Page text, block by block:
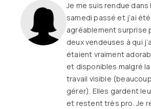
Je me suis rendue
samedi passé et j’ai
agréablement surprise
deux vendeuses à qui
étaient vraiment
et disponibles malgré
travail visible
gérer). Elles gardent
et restent très pro. Je